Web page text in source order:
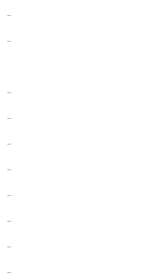
-
-
-
-
-
-
-
-
-
-